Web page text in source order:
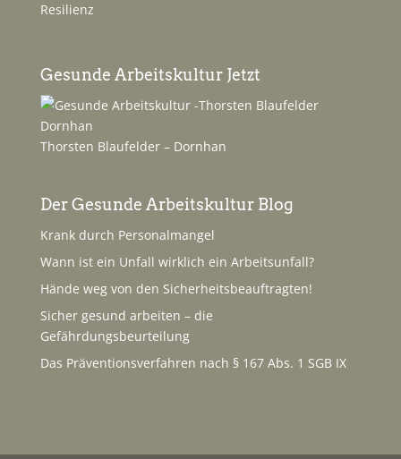
Resilienz
Gesunde Arbeitskultur Jetzt
Thorsten Blaufelder – Dornhan
Der Gesunde Arbeitskultur Blog
Krank durch Personalmangel
Wann ist ein Unfall wirklich ein Arbeitsunfall?
Hände weg von den Sicherheitsbeauftragten!
Sicher gesund arbeiten – die
Gefährdungsbeurteilung
Das Präventionsverfahren nach § 167 Abs. 1 SGB IX